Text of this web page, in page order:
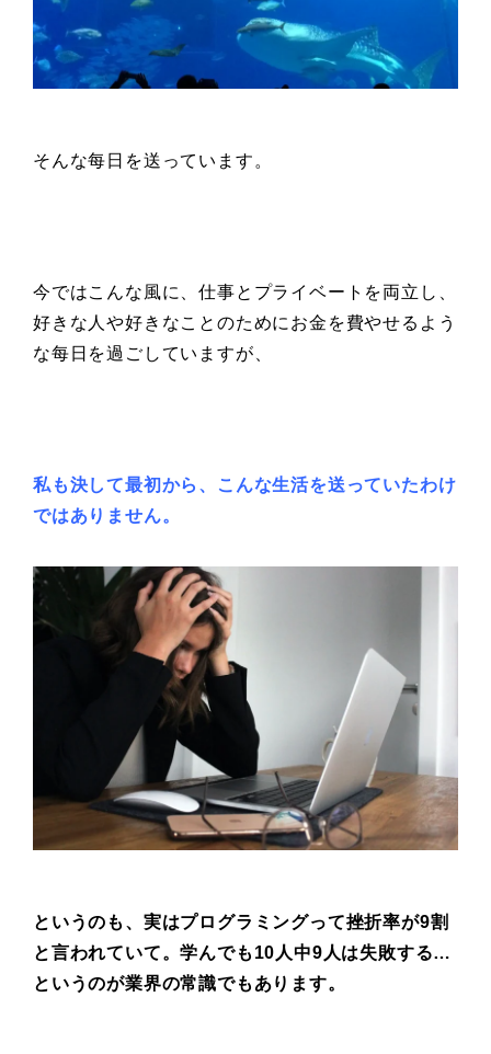
そんな每日を送っています。
今ではこんな風に、仕事とプライベートを両立し、
好きな人や好きなことのためにお金を費やせるよう
な每日を過ごしていますが、
私も決して最初から、こんな生活を送っていたわけ
ではありません。
というのも、実はプログラミングって挫折率が9割
と言われていて。学んでも10人中9人は失敗する…
というのが業界の常識でもあります。